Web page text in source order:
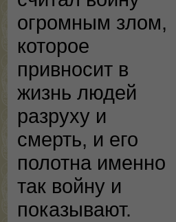
огромным злом,
которое
привносит в
жизнь людей
разруху и
смерть, и его
полотна именно
так войну и
показывают.